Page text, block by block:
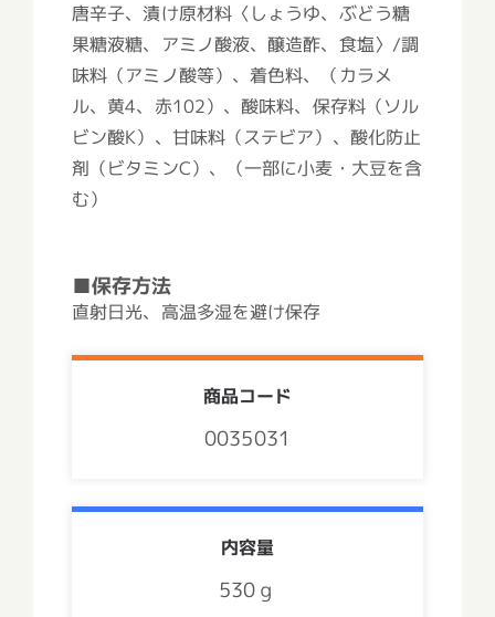
唐辛子、漬け原材料〈しょうゆ、ぶどう糖
果糖液糖、アミノ酸液、醸造酢、食塩〉/調
味料（アミノ酸等）、着色料、（カラメ
ル、黄4、赤102）、酸味料、保存料（ソル
ビン酸K）、甘味料（ステビア）、酸化防止
剤（ビタミンC）、（一部に小麦・大豆を含
む）
■保存方法
直射日光、高温多湿を避け保存
商品コード
0035031
内容量
530ｇ